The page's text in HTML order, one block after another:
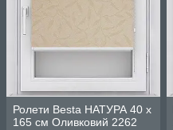
Ролети Besta НАТУРА 40 х
165 см Оливковий 2262